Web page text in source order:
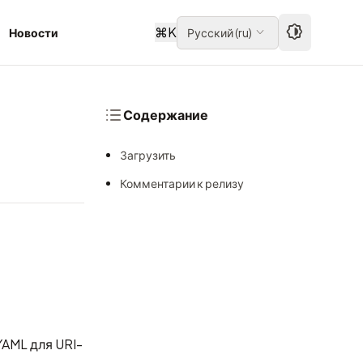
Новости ⌘K Русский(ru)
для URI-
Содержание
Загрузить
Комментарии к релизу